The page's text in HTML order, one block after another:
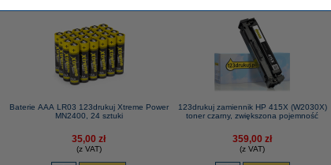
Baterie AAA LR03 123drukuj Xtreme Power
MN2400, 24 sztuki
35,00 zł
(z VAT)
123drukuj zamiennik HP 415X (W2030X)
toner czarny, zwiększona pojemność
359,00 zł
(z VAT)